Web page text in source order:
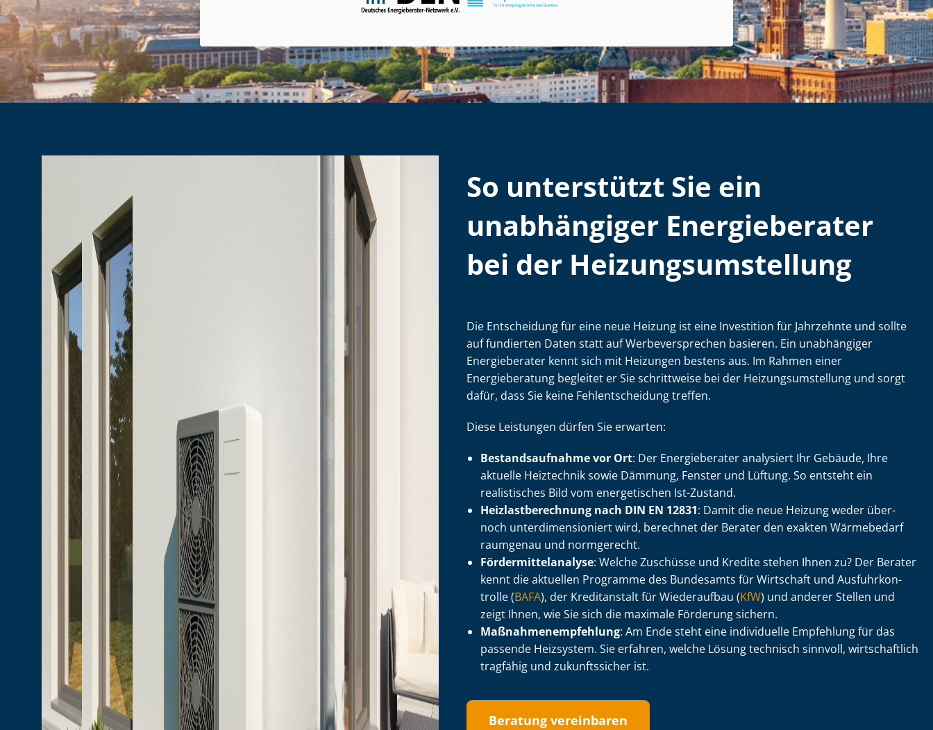
So unterstützt Sie ein
unabhängiger Energieberater
bei der Hei­zungs­um­stel­lung
Die Entscheidung für eine neue Heizung ist eine Investition für Jahrzehnte und sollte
auf fundierten Daten statt auf Wer­be­ver­spre­chen basieren. Ein unabhängiger
Energieberater kennt sich mit Heizungen bestens aus. Im Rahmen einer
Energieberatung begleitet er Sie schrittweise bei der Hei­zungs­um­stel­lung und sorgt
dafür, dass Sie keine Fehl­ent­schei­dung treffen.
Diese Leistungen dürfen Sie erwarten:
Be­stands­auf­nah­me vor Ort: Der Energieberater analysiert Ihr Gebäude, Ihre
aktuelle Heiztechnik sowie Dämmung, Fenster und Lüftung. So entsteht ein
realistisches Bild vom energetischen Ist-Zustand.
Heiz­last­be­rech­nung nach DIN EN 12831: Damit die neue Heizung weder über-
noch un­ter­di­men­sio­niert wird, berechnet der Berater den exakten Wärmebedarf
raumgenau und normgerecht.
För­der­mit­tel­ana­ly­se: Welche Zuschüsse und Kredite stehen Ihnen zu? Der Berater
kennt die aktuellen Programme des Bundesamts für Wirtschaft und Aus­fuhr­kon­
trol­le (BAFA), der Kreditanstalt für Wiederaufbau (KfW) und anderer Stellen und
zeigt Ihnen, wie Sie sich die maximale Förderung sichern.
Maß­nah­men­emp­feh­lung: Am Ende steht eine individuelle Empfehlung für das
passende Heizsystem. Sie erfahren, welche Lösung technisch sinnvoll, wirtschaftlich
tragfähig und zukunftssicher ist.
Beratung vereinbaren